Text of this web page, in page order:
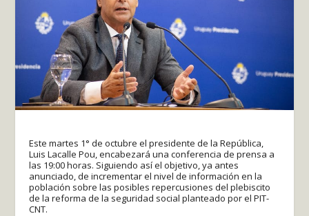
Este martes 1° de octubre el presidente de la República,
Luis Lacalle Pou, encabezará una conferencia de prensa a
las 19:00 horas. Siguiendo así el objetivo, ya antes
anunciado, de incrementar el nivel de información en la
población sobre las posibles repercusiones del plebiscito
de la reforma de la seguridad social planteado por el PIT-
CNT.